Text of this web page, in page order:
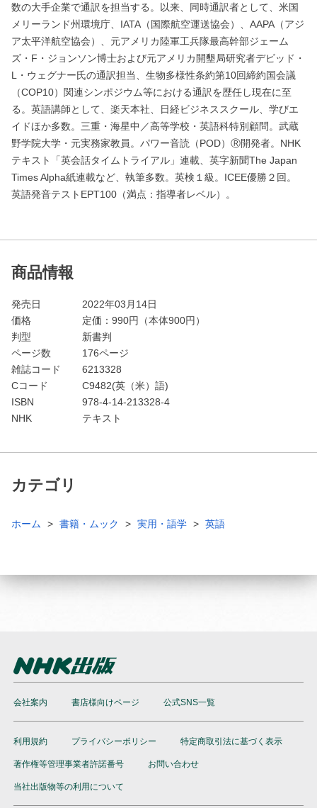
数の大手企業で通訳を担当する。以来、同時通訳者として、米国
メリーランド州環境庁、IATA（国際航空運送協会）、AAPA（アジ
ア太平洋航空協会）、元アメリカ陸軍工兵隊最高幹部ジェーム
ズ・F・ジョンソン博士および元アメリカ開墾局研究者デビッド・
L・ウェグナー氏の通訳担当、生物多様性条約第10回締約国会議
（COP10）関連シンポジウム等における通訳を歴任し現在に至
る。英語講師として、楽天本社、日経ビジネススクール、学びエ
イドほか多数。三重・海星中／高等学校・英語科特別顧問。武蔵
野学院大学・元実務家教員。パワー音読（POD）Ⓡ開発者。NHK
テキスト「英会話タイムトライアル」連載、英字新聞The Japan
Times Alpha紙連載など、執筆多数。英検１級。ICEE優勝２回。
英語発音テストEPT100（満点：指導者レベル）。
商品情報
発売日
2022年03月14日
価格
定価： 990円（本体900円）
判型
新書判
ページ数
176ページ
雑誌コード
6213328
Cコード
C9482(英（米）語)
ISBN
978-4-14-213328-4
NHK
テキスト
カテゴリ
ホーム 書籍・ムック 実用・語学 英語
会社案内 書店様向けページ 公式SNS一覧
利用規約 プライバシーポリシー 特定商取引法に基づく表示
著作権等管理事業者許諾番号 お問い合わせ
当社出版物等の利用について